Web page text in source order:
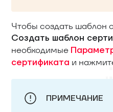
Чтобы создать шаблон
Создать шаблон
необходимые
сертификата и
ПРИМЕЧАНИЕ